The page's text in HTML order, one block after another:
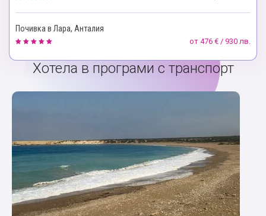
Почивка в Лара, Анталия
от 476 € / 930 лв.
Хотела в програми с транспорт